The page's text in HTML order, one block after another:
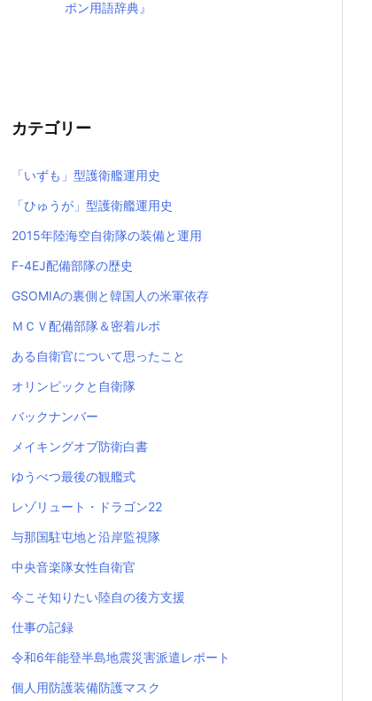
ポン用語辞典』
カテゴリー
「いずも」型護衛艦運用史
「ひゅうが」型護衛艦運用史
2015年陸海空自衛隊の装備と運用
F-4EJ配備部隊の歴史
GSOMIAの裏側と韓国人の米軍依存
ＭＣＶ配備部隊＆密着ルポ
ある自衛官について思ったこと
オリンピックと自衛隊
バックナンバー
メイキングオブ防衛白書
ゆうべつ最後の観艦式
レゾリュート・ドラゴン22
与那国駐屯地と沿岸監視隊
中央音楽隊女性自衛官
今こそ知りたい陸自の後方支援
仕事の記録
令和6年能登半島地震災害派遣レポート
個人用防護装備防護マスク